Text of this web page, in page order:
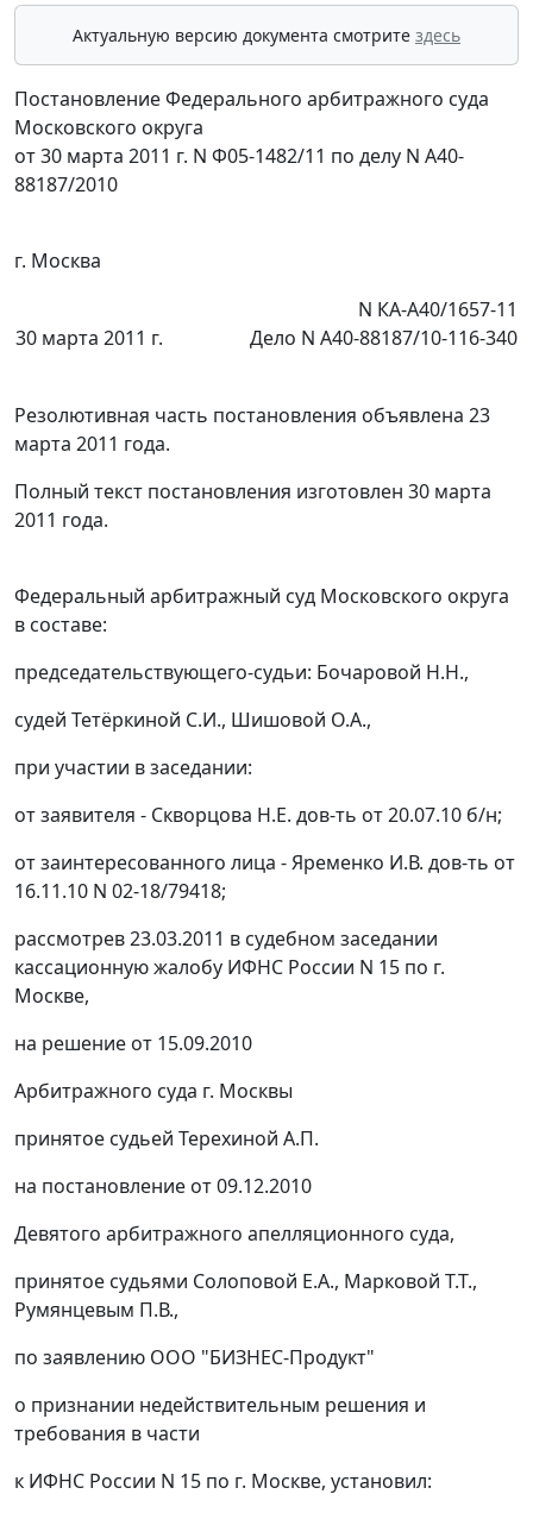
Актуальную версию документа смотрите здесь
Постановление Федерального арбитражного суда
Московского округа
от 30 марта 2011 г. N Ф05-1482/11 по делу N А40-
88187/2010
г. Москва
30 марта 2011 г.
N КА-А40/1657-11
Дело N А40-88187/10-116-340
Резолютивная часть постановления объявлена 23
марта 2011 года.
Полный текст постановления изготовлен 30 марта
2011 года.
Федеральный арбитражный суд Московского округа
в составе:
председательствующего-судьи: Бочаровой Н.Н.,
судей Тетёркиной С.И., Шишовой О.А.,
при участии в заседании:
от заявителя - Скворцова Н.Е. дов-ть от 20.07.10 б/н;
от заинтересованного лица - Яременко И.В. дов-ть от
16.11.10 N 02-18/79418;
рассмотрев 23.03.2011 в судебном заседании
кассационную жалобу ИФНС России N 15 по г.
Москве,
на решение от 15.09.2010
Арбитражного суда г. Москвы
принятое судьей Терехиной А.П.
на постановление от 09.12.2010
Девятого арбитражного апелляционного суда,
принятое судьями Солоповой Е.А., Марковой Т.Т.,
Румянцевым П.В.,
по заявлению ООО "БИЗНЕС-Продукт"
о признании недействительным решения и
требования в части
к ИФНС России N 15 по г. Москве, установил: